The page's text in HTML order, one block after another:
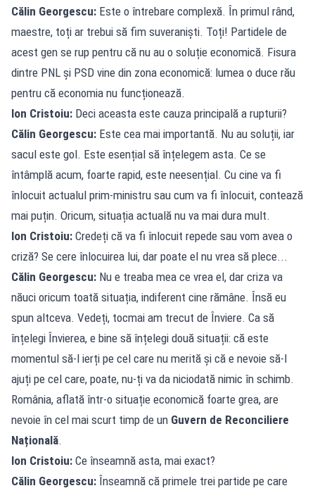
Călin Georgescu: Este o întrebare complexă. În primul rând,
maestre, toți ar trebui să fim suveraniști. Toți! Partidele de
acest gen se rup pentru că nu au o soluție economică. Fisura
dintre PNL și PSD vine din zona economică: lumea o duce rău
pentru că economia nu funcționează.
Ion Cristoiu: Deci aceasta este cauza principală a rupturii?
Călin Georgescu: Este cea mai importantă. Nu au soluții, iar
sacul este gol. Este esențial să înțelegem asta. Ce se
întâmplă acum, foarte rapid, este neesențial. Cu cine va fi
înlocuit actualul prim-ministru sau cum va fi înlocuit, contează
mai puțin. Oricum, situația actuală nu va mai dura mult.
Ion Cristoiu: Credeți că va fi înlocuit repede sau vom avea o
criză? Se cere înlocuirea lui, dar poate el nu vrea să plece...
Călin Georgescu: Nu e treaba mea ce vrea el, dar criza va
năuci oricum toată situația, indiferent cine rămâne. Însă eu
spun altceva. Vedeți, tocmai am trecut de Înviere. Ca să
înțelegi Învierea, e bine să înțelegi două situații: că este
momentul să-l ierți pe cel care nu merită și că e nevoie să-l
ajuți pe cel care, poate, nu-ți va da niciodată nimic în schimb.
România, aflată într-o situație economică foarte grea, are
nevoie în cel mai scurt timp de un Guvern de Reconciliere
Națională.
Ion Cristoiu: Ce înseamnă asta, mai exact?
Călin Georgescu: Înseamnă că primele trei partide pe care